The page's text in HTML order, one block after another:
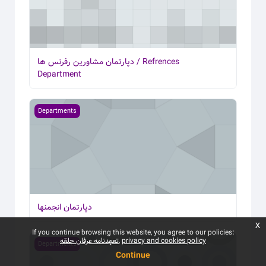
دپارتمان مشاورین رفرنس ها / Refrences
Department
Departments
دپارتمان انجمنها
Course image دپارتمان تحقیقات حوزه کودکان استثنایی Departments
If you continue browsing this website, you agree to our policies:
تعهدنامه عرفان حلقه privacy and cookies policy
Continue
x